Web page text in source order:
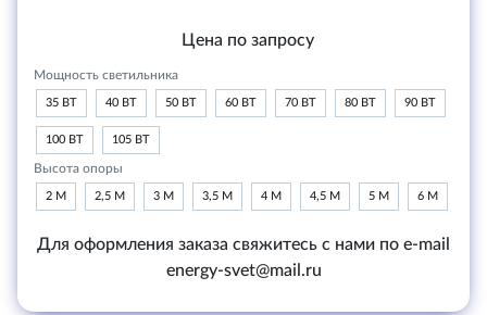
Цена по запросу
Мощность светильника
35 ВТ 40 ВТ 50 ВТ 60 ВТ 70 ВТ 80 ВТ 90 ВТ
100 ВТ 105 ВТ
Высота опоры
2 М 2,5 М 3 М 3,5 М 4 М 4,5 М 5 М 6 М
Для оформления заказа свяжитесь с нами по e-mail
energy-svet@mail.ru